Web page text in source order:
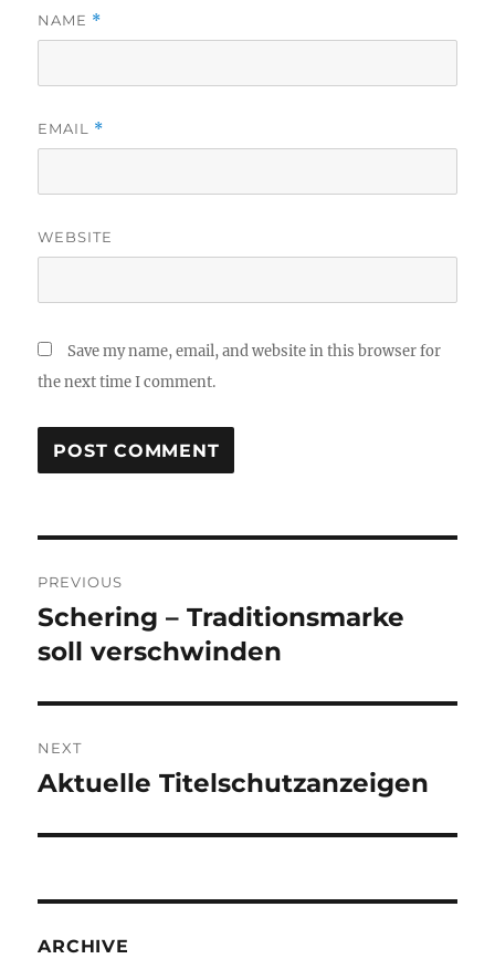
NAME *
EMAIL *
WEBSITE
Save my name, email, and website in this browser for
the next time I comment.
navigation
PREVIOUS
Previous
post:
Schering – Traditionsmarke
soll verschwinden
NEXT
Next
Aktuelle Titelschutzanzeigen
ARCHIVE